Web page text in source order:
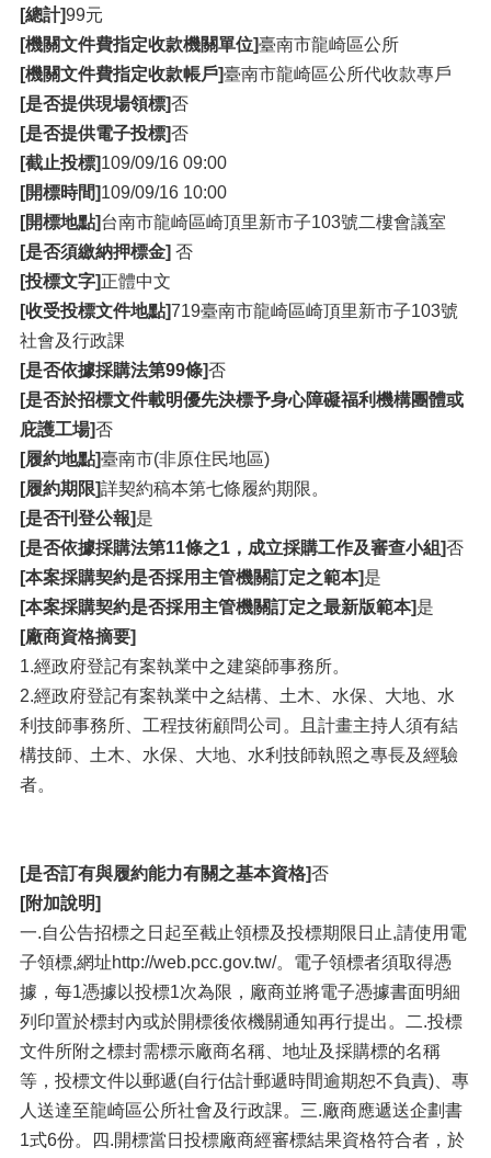
[總計]99元
[機關文件費指定收款機關單位]臺南市龍崎區公所
[機關文件費指定收款帳戶]臺南市龍崎區公所代收款專戶
[是否提供現場領標]否
[是否提供電子投標]否
[截止投標]109/09/16 09:00
[開標時間]109/09/16 10:00
[開標地點]台南市龍崎區崎頂里新市子103號二樓會議室
[是否須繳納押標金] 否
[投標文字]正體中文
[收受投標文件地點]719臺南市龍崎區崎頂里新市子103號
社會及行政課
[是否依據採購法第99條]否
[是否於招標文件載明優先決標予身心障礙福利機構團體或
庇護工場]否
[履約地點]臺南市(非原住民地區)
[履約期限]詳契約稿本第七條履約期限。
[是否刊登公報]是
[是否依據採購法第11條之1，成立採購工作及審查小組]否
[本案採購契約是否採用主管機關訂定之範本]是
[本案採購契約是否採用主管機關訂定之最新版範本]是
[廠商資格摘要]
1.經政府登記有案執業中之建築師事務所。
2.經政府登記有案執業中之結構、土木、水保、大地、水
利技師事務所、工程技術顧問公司。且計畫主持人須有結
構技師、土木、水保、大地、水利技師執照之專長及經驗
者。
[是否訂有與履約能力有關之基本資格]否
[附加說明]
一.自公告招標之日起至截止領標及投標期限日止,請使用電
子領標,網址http://web.pcc.gov.tw/。電子領標者須取得憑
據，每1憑據以投標1次為限，廠商並將電子憑據書面明細
列印置於標封內或於開標後依機關通知再行提出。二.投標
文件所附之標封需標示廠商名稱、地址及採購標的名稱
等，投標文件以郵遞(自行估計郵遞時間逾期恕不負責)、專
人送達至龍崎區公所社會及行政課。三.廠商應遞送企劃書
1式6份。四.開標當日投標廠商經審標結果資格符合者，於